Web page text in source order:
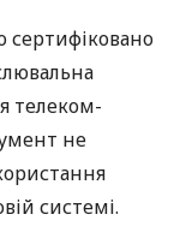
сертифіковано
телеком-
не
системі.